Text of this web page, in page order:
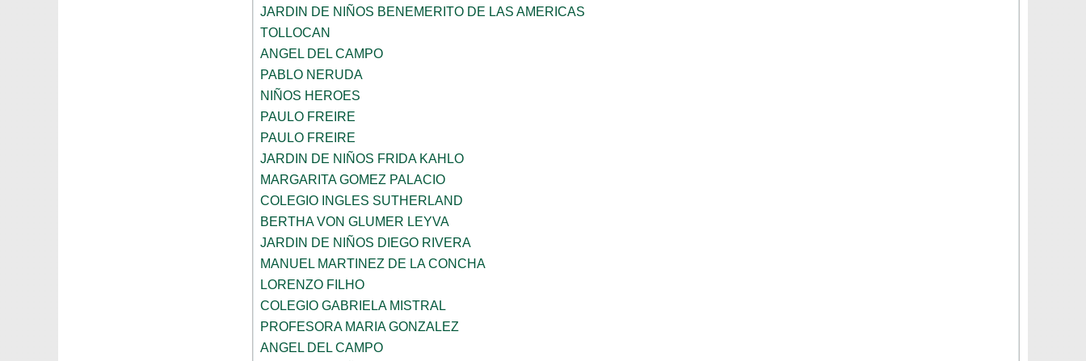
JARDIN DE NIÑOS BENEMERITO DE LAS AMERICAS
TOLLOCAN
ANGEL DEL CAMPO
PABLO NERUDA
NIÑOS HEROES
PAULO FREIRE
PAULO FREIRE
JARDIN DE NIÑOS FRIDA KAHLO
MARGARITA GOMEZ PALACIO
COLEGIO INGLES SUTHERLAND
BERTHA VON GLUMER LEYVA
JARDIN DE NIÑOS DIEGO RIVERA
MANUEL MARTINEZ DE LA CONCHA
LORENZO FILHO
COLEGIO GABRIELA MISTRAL
PROFESORA MARIA GONZALEZ
ANGEL DEL CAMPO